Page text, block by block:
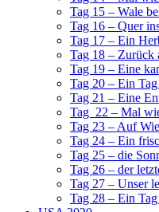
Tag 15 – Wale
Tag 16 – Quer
Tag 17 – Ein
Tag 18 – Zurück
Tag 19 – Eine
Tag 20 – Ein
Tag 21 – Eine
Tag 22 – Mal
Tag 23 – Auf
Tag 24 – Ein
Tag 25 – die
Tag 26 – der
Tag 27 – Unser
Tag 28 – Ein